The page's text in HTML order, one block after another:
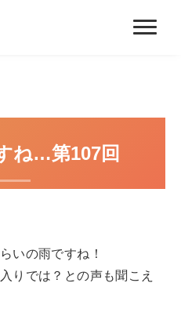
ね…第107回
いの雨ですね！
りでは？との声も聞こえ